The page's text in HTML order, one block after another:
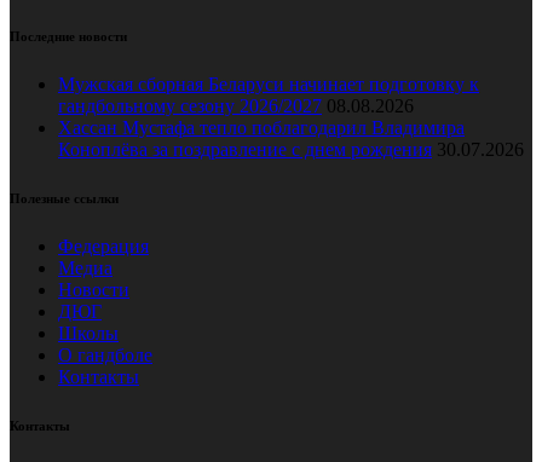
Последние новости
Мужская сборная Беларуси начинает подготовку к
гандбольному сезону 2026/2027 08.08.2026
Хассан Мустафа тепло поблагодарил Владимира
Коноплёва за поздравление с днем рождения 30.07.2026
Полезные ссылки
Федерация
Медиа
Новости
ДЮГ
Школы
О гандболе
Контакты
Контакты